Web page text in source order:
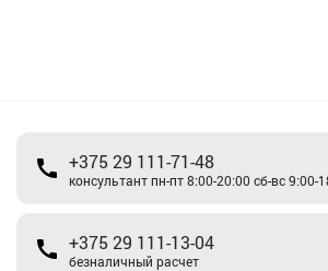
+375 29 111-71-48
консультант пн-пт 8:00-20:00 сб-вс 9:00-
+375 29 111-13-04
безналичный расчет